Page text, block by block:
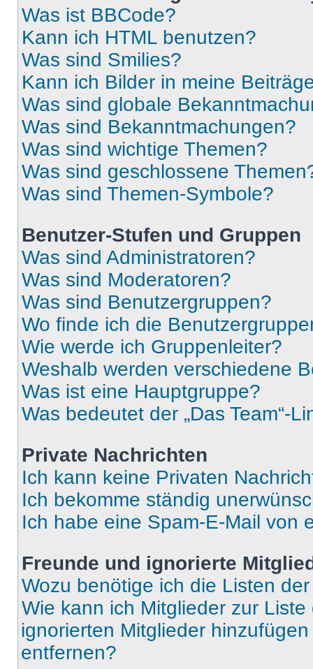
Was ist BBCode?
Kann ich HTML benutzen?
Was sind Smilies?
Kann ich Bilder in meine
Was sind globale
Was sind Bekanntmachungen?
Was sind wichtige Themen?
Was sind geschlossene
Was sind Themen-Symbole?
Benutzer-Stufen und Gruppen
Was sind Administratoren?
Was sind Moderatoren?
Was sind Benutzergruppen?
Wo finde ich die
Wie werde ich Gruppenleiter?
Weshalb werden verschiedene
Was ist eine Hauptgruppe?
Was bedeutet der „Das Team“-
Private Nachrichten
Ich kann keine Privaten
Ich bekomme ständig
Ich habe eine Spam-E-Mail von
Freunde und ignorierte
Wozu benötige ich die Listen
Wie kann ich Mitglieder zur
ignorierten Mitglieder
entfernen?